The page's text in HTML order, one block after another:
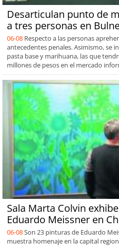
Desarticulan punto de
a tres personas en
06-08 Respecto a las personas
antecedentes penales. Asimismo, se
pasta base y marihuana, las que
millones de pesos en el mercado
Sala Marta Colvin
Eduardo Meissner en
06-08Son 23 pinturas de Eduardo
muestra homenaje en la capital